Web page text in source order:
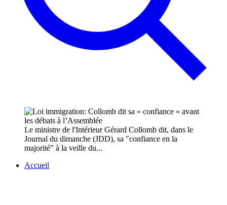
Le ministre de l'Intérieur Gérard Collomb dit, dans le
Journal du dimanche (JDD), sa "confiance en la
majorité" à la veille du...
Accueil